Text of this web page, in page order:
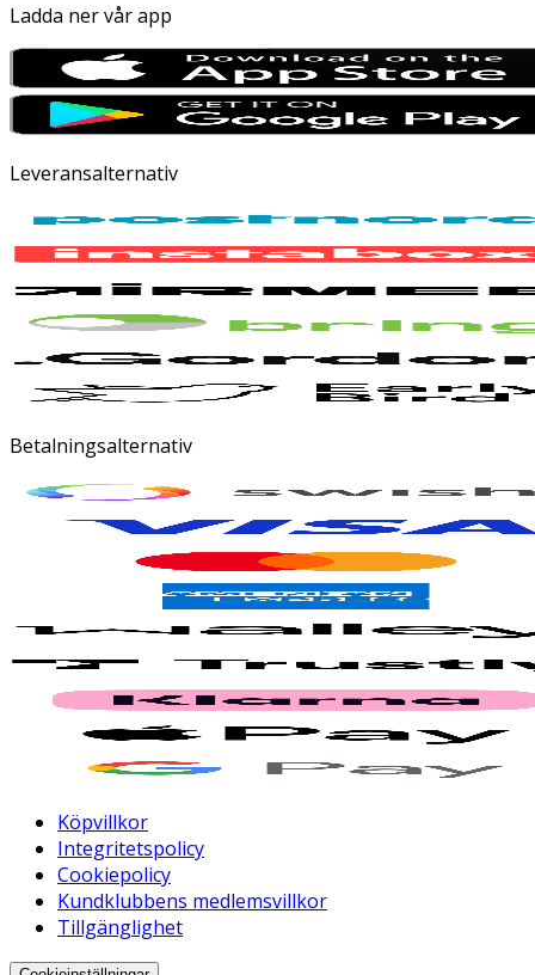
Ladda ner vår app
Leveransalternativ
Betalningsalternativ
Köpvillkor
Integritetspolicy
Cookiepolicy
Kundklubbens medlemsvillkor
Tillgänglighet